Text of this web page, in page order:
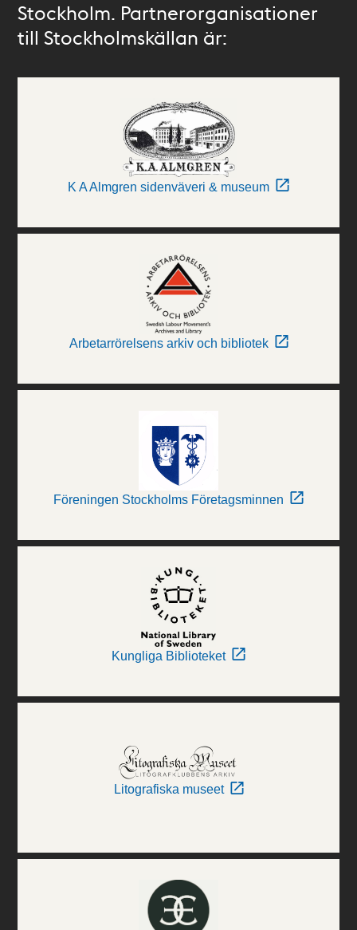
Stockholm. Partnerorganisationer
till Stockholmskällan är:
K A Almgren sidenväveri & museum
Arbetarrörelsens arkiv och bibliotek
Föreningen Stockholms Företagsminnen
Kungliga Biblioteket
Litografiska museet